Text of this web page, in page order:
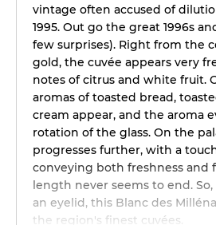
vintage often accused of
1995. Out go the great 1996s
few surprises). Right from the
gold, the cuvée appears very
notes of citrus and white fruit.
aromas of toasted bread,
cream appear, and the aroma
rotation of the glass. On the
progresses further, with a
conveying both freshness and
length never seems to end.
an eyelid, this Blanc des
the region's finest cuvées.